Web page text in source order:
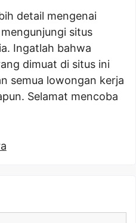
detail mengenai
situs
Ingatlah bahwa
dimuat di situs ini
semua lowongan kerja
Selamat mencoba